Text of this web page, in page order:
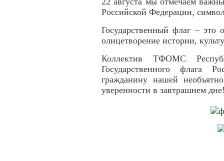
Российской Федерации,
Государственный флаг –
олицетворение истории,
Коллектив ТФОМС
Государственного флага
гражданину нашей
уверенности в завтрашнем